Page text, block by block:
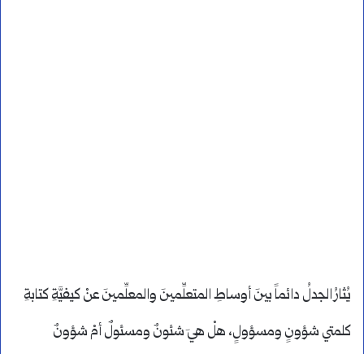
يُثارُ الجدلُ دائماً بينَ أوساطِ المتعلِّمينَ والمعلِّمينَ عنْ كيفيَّةِ كتابةِ
كلمتي شؤونٍ ومسؤولٍ، هلْ هيَ شئونٌ ومسئولٌ أمْ شؤونٌ